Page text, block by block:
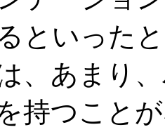
といった
、あまり
持つこと